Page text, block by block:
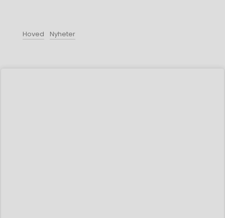
Hoved Nyheter